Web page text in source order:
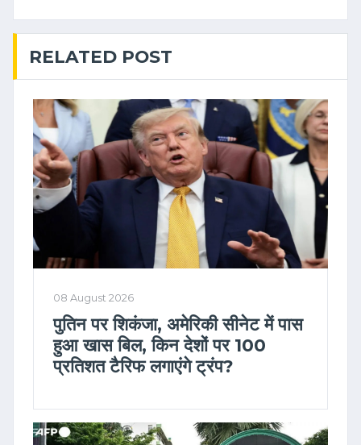
RELATED POST
08 August 2026
पुतिन पर शिकंजा, अमेरिकी सीनेट में पास
हुआ खास बिल, किन देशों पर 100
प्रतिशत टैरिफ लगाएंगे ट्रंप?